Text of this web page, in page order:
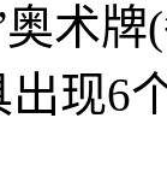
术
现6